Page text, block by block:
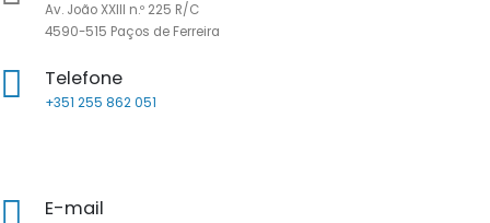
Av. João XXIII n.º 225 R/C
4590-515 Paços de Ferreira
Telefone
+351 255 862 051
E-mail